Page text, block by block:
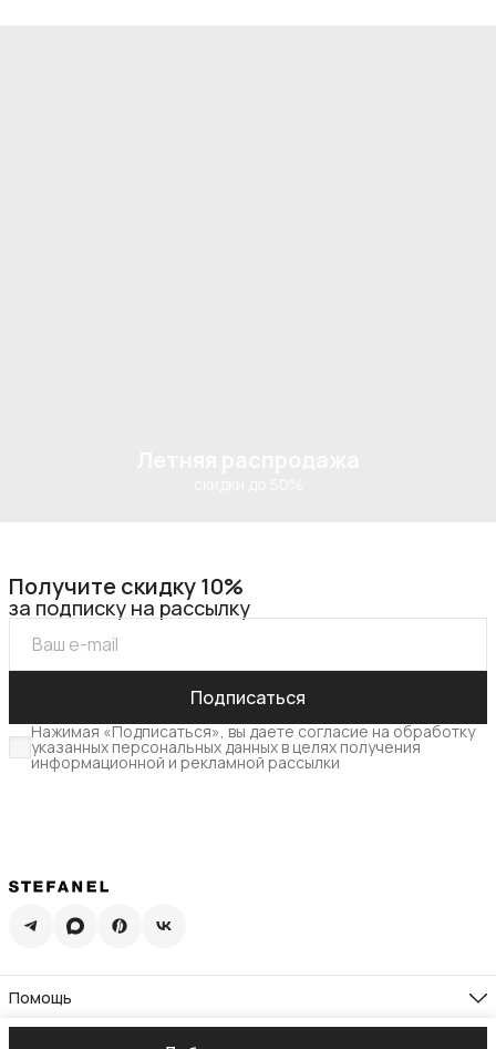
Получите скидку 10%
за подписку на рассылку
Подписаться
Нажимая «Подписаться», вы даете согласие на обработку
указанных персональных данных в целях получения
информационной и рекламной рассылки
Помощь
Доставка